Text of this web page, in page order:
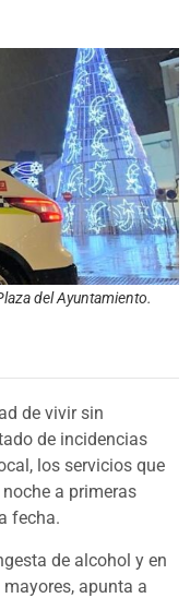
del Ayuntamiento.
de vivir sin
de incidencias
los servicios que
a primeras
fecha.
de alcohol y en
apunta a